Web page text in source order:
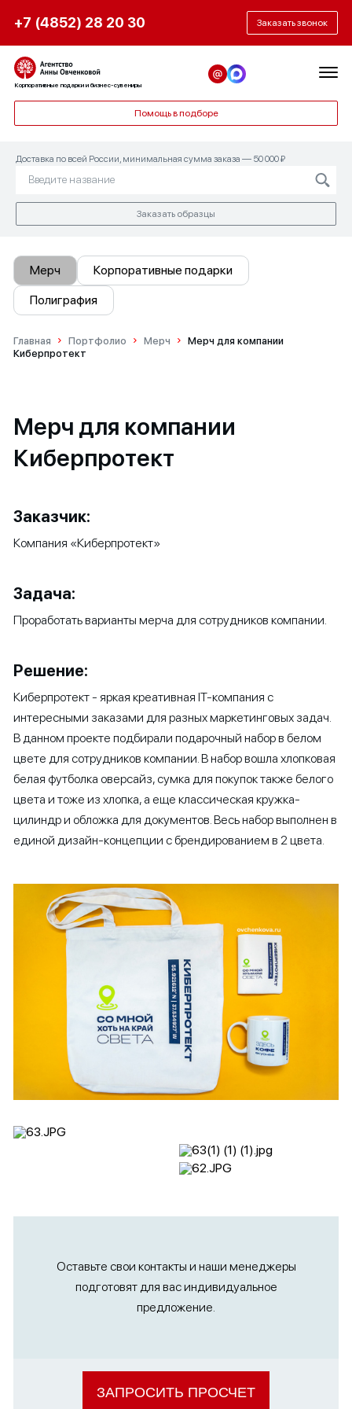
+7 (4852) 28 20 30 Заказать звонок
Корпоративные подарки и бизнес-сувениры
Помощь в подборе
Доставка по всей России, минимальная сумма заказа — 50 000 ₽
Заказать образцы
Мерч
Корпоративные подарки
Полиграфия
Главная Портфолио Мерч
Мерч для компании
Киберпротект
Мерч для компании
Киберпротект
Заказчик:
Компания «Киберпротект»
Задача:
Проработать варианты мерча для сотрудников компании.
Решение:
Киберпротект - яркая креативная IT-компания с
интересными заказами для разных маркетинговых задач.
В данном проекте подбирали подарочный набор в белом
цвете для сотрудников компании. В набор вошла хлопковая
белая футболка оверсайз, сумка для покупок также белого
цвета и тоже из хлопка, а еще классическая кружка-
цилиндр и обложка для документов. Весь набор выполнен в
единой дизайн-концепции с брендированием в 2 цвета.
ЗАПРОСИТЬ ПРОСЧЕТ
Оставьте свои контакты и наши менеджеры
подготовят для вас индивидуальное
предложение.